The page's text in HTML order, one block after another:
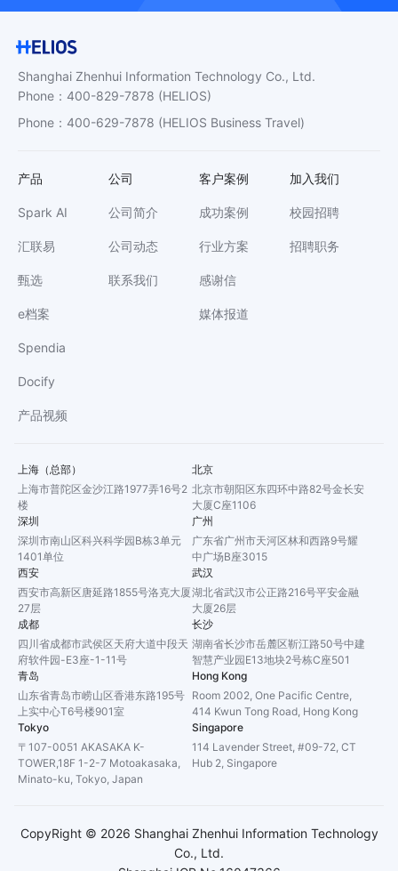
Shanghai Zhenhui Information Technology Co., Ltd.
Phone ： 400-829-7878 (HELIOS)
Phone ： 400-629-7878 (HELIOS Business Travel)
产品
Spark AI
汇联易
甄选
e档案
Spendia
Docify
产品视频
公司
公司简介
公司动态
联系我们
客户案例
成功案例
行业方案
感谢信
媒体报道
加入我们
校园招聘
招聘职务
上海（总部）
上海市普陀区金沙江路1977弄16号2
楼
北京
北京市朝阳区东四环中路82号金长安
大厦C座1106
深圳
深圳市南山区科兴科学园B栋3单元
1401单位
广州
广东省广州市天河区林和西路9号耀
中广场B座3015
西安
西安市高新区唐延路1855号洛克大厦
27层
武汉
湖北省武汉市公正路216号平安金融
大厦26层
成都
四川省成都市武侯区天府大道中段天
府软件园-E3座-1-11号
长沙
湖南省长沙市岳麓区靳江路50号中建
智慧产业园E13地块2号栋C座501
青岛
山东省青岛市崂山区香港东路195号
上实中心T6号楼901室
Hong Kong
Room 2002, One Pacific Centre,
414 Kwun Tong Road, Hong Kong
Tokyo
〒107-0051 AKASAKA K-
TOWER,18F 1-2-7 Motoakasaka,
Minato-ku, Tokyo, Japan
Singapore
114 Lavender Street, #09-72, CT
Hub 2, Singapore
CopyRight © 2026 Shanghai Zhenhui Information Technology
Co., Ltd.